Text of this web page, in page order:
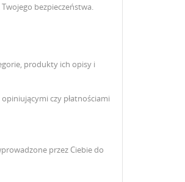
bezpieczeństwa.
produkty ich opisy i
czy płatnościami
przez Ciebie do